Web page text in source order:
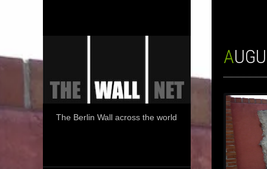
The Berlin Wall across the world